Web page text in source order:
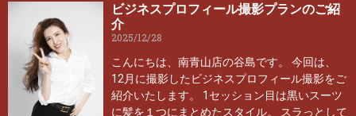
ビジネスプロフィール撮影プランのご紹
介
2025/12/28
こんにちは、南青山店の谷島です。 今回は、
12月に撮影したビジネスプロフィール撮影をご
紹介いたします。 1セッション目は黒いスーツ
に髪を１つにまとめたスタイル。 スラっとして